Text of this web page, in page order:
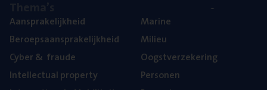
Aan­spra­ke­lijk­heid
Beroeps­aan­spra­ke­lijk­heid
Cyber& fraude
Intel­lec­tu­al property
Mari­ne
Mili­eu
Oogst­ver­ze­ke­ring
Per­so­nen